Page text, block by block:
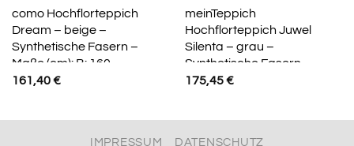
como Hochflorteppich
Dream – beige –
Synthetische Fasern –
Maße (cm): B: 160
161,40€
meinTeppich
Hochflorteppich Juwel
Silenta – grau –
Synthetische Fasern –
Maße (cm): B: 140 H: 2
175,45€
IMPRESSUM DATENSCHUTZ